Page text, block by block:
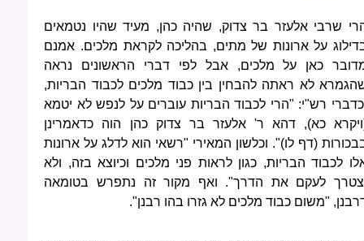
שרבי אלעזר בר צדוק, שהיה כהן, מעיד שהיו נטמאים
על ארונות של מתים, בהליכה לקראת מלכים. אמנם
כאן על מלכים, אבל לפי דברי הראשונים נראה
לא ראתה להבחין בין כבוד מלכים לכבוד הבריות,
רש"י: "הרי לכבוד הבריות עוברים על לנפש לא יטמא
כא), דהא ר' אלעזר בר צדוק כהן הוה כדאמרינן
(דף לו)". וכלשון המאירי "רשאי הוא לדלג על ארונות
לכבוד הבריות, כגון לראות פני מלכים וכיוצא בזה, ולא
לעקם את הדרך". ואף מקור זה נתפרש בטומאה
"משום כבוד מלכים לא גזרו בהו רבנן".